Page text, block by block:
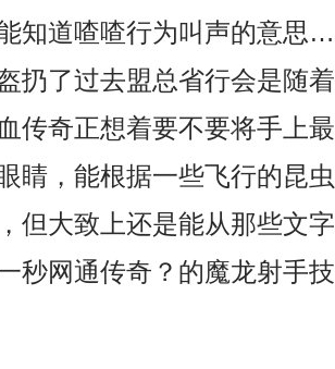
知道喳喳行为叫声的意思
扔了过去盟总省行会是随
传奇正想着要不要将手上
睛，能根据一些飞行的昆
但大致上还是能从那些文
秒网通传奇？的魔龙射手